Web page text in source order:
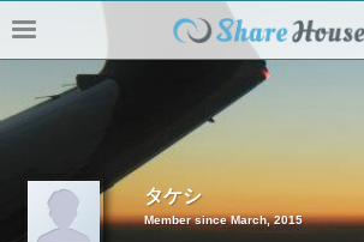
タケシ
Member since March, 2015